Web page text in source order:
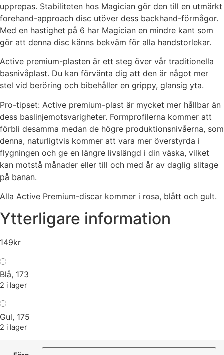
upprepas. Stabiliteten hos Magician gör den till en utmärkt
forehand-approach disc utöver dess backhand-förmågor.
Med en hastighet på 6 har Magician en mindre kant som
gör att denna disc känns bekväm för alla handstorlekar.
Active premium-plasten är ett steg över vår traditionella
basnivåplast. Du kan förvänta dig att den är något mer
stel vid beröring och bibehåller en grippy, glansig yta.
Pro-tipset: Active premium-plast är mycket mer hållbar än
dess baslinjemotsvarigheter. Formprofilerna kommer att
förbli desamma medan de högre produktionsnivåerna, som
denna, naturligtvis kommer att vara mer överstyrda i
flygningen och ge en längre livslängd i din väska, vilket
kan motstå månader eller till och med år av daglig slitage
på banan.
Alla Active Premium-discar kommer i rosa, blått och gult.
Ytterligare information
149kr
Blå, 173
2 i lager
Gul, 175
2 i lager